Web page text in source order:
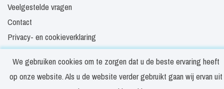
Veelgestelde vragen
Contact
Privacy- en cookieverklaring
Disclaimer
Algemene voorwaarden
We gebruiken cookies om te zorgen dat u de beste ervaring heeft
op onze website. Als u de website verder gebruikt gaan wij ervan uit